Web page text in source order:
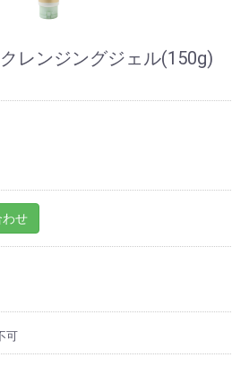
レンジングジェル(150g)
わせ
可